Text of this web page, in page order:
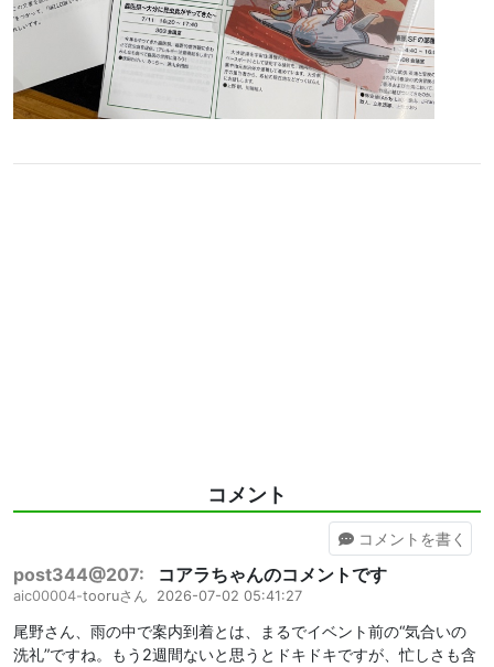
コメント
コメント を書く
post344@207: コアラちゃんのコメントです
aic00004-tooruさん 2026-07-02 05:41:27
尾野さん、雨の中で案内到着とは、まるでイベント前の“気合いの
洗礼”ですね。もう2週間ないと思うとドキドキですが、忙しさも含